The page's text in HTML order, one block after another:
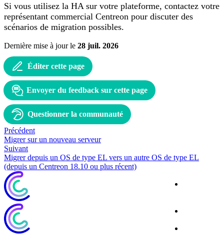
Si vous utilisez la HA sur votre plateforme, contactez votre
représentant commercial Centreon pour discuter des
scénarios de migration possibles.
Dernière mise à jourle 28 juil. 2026
Éditer cette page
Envoyer du feedback sur cette page
Questionner la communauté
Précédent
Migrer sur un nouveau serveur
Suivant
Migrer depuis un OS de type EL vers un autre OS de type EL
(depuis un Centreon 18.10 ou plus récent)